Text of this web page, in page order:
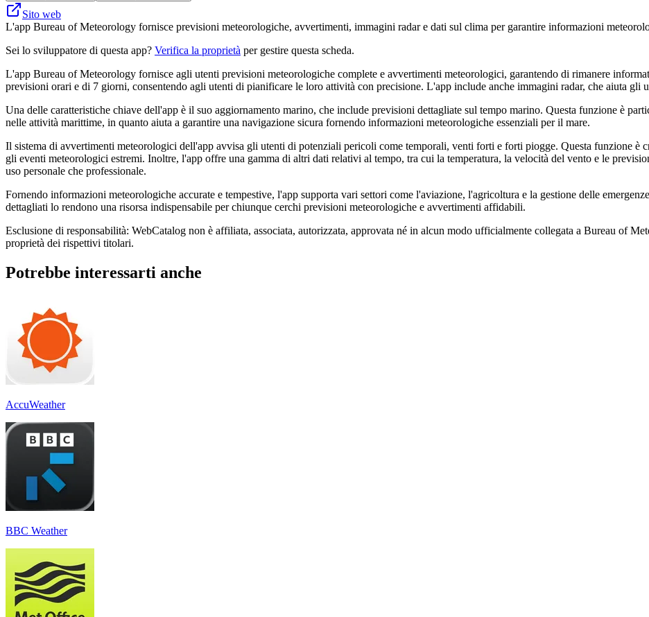
Sito web
L'app Bureau of Meteorology fornisce previsioni meteorologiche, avvertimenti, immagini radar e dati sul clima per garantire informazioni
Sei lo sviluppatore di questa app? Verifica la proprietà per gestire questa scheda.
L'app Bureau of Meteorology fornisce agli utenti previsioni meteorologiche complete e avvertimenti meteorologici, garantendo di rimanere
previsioni orari e di 7 giorni, consentendo agli utenti di pianificare le loro attività con precisione. L'app include anche immagini radar, che aiuta gli
Una delle caratteristiche chiave dell'app è il suo aggiornamento marino, che include previsioni dettagliate sul tempo marino. Questa funzione è
nelle attività marittime, in quanto aiuta a garantire una navigazione sicura fornendo informazioni meteorologiche essenziali per il mare.
Il sistema di avvertimenti meteorologici dell'app avvisa gli utenti di potenziali pericoli come temporali, venti forti e forti piogge. Questa funzione è
gli eventi meteorologici estremi. Inoltre, l'app offre una gamma di altri dati relativi al tempo, tra cui la temperatura, la velocità del vento e le
uso personale che professionale.
Fornendo informazioni meteorologiche accurate e tempestive, l'app supporta vari settori come l'aviazione, l'agricoltura e la gestione delle
dettagliati lo rendono una risorsa indispensabile per chiunque cerchi previsioni meteorologiche e avvertimenti affidabili.
Esclusione di responsabilità: WebCatalog non è affiliata, associata, autorizzata, approvata né in alcun modo ufficialmente collegata a Bureau of
proprietà dei rispettivi titolari.
Potrebbe interessarti anche
AccuWeather
BBC Weather